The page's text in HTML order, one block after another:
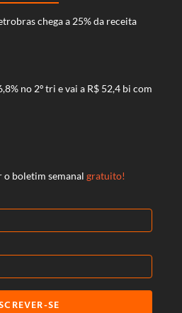
chega a 25% da receita
no 2º tri e vai a R$ 52,4 bi com
o boletim semanal gratuito!
SE